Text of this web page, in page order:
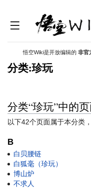
悟空Wiki是开放编辑的 非官
分类:珍玩
跳
到
导
跳
到
搜
分类“珍玩”中的
以下42个页面属于本分类
B
白贝腰链
白狐毫（珍玩）
博山炉
不求人